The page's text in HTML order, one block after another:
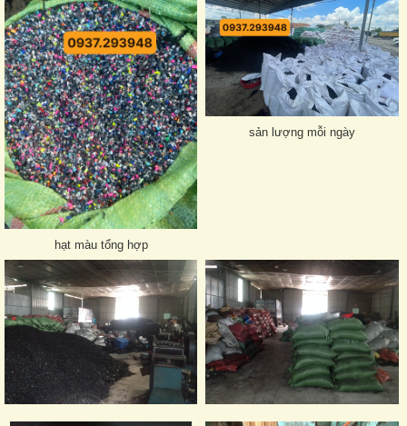
hạt màu tổng hợp
sản lượng mỗi ngày